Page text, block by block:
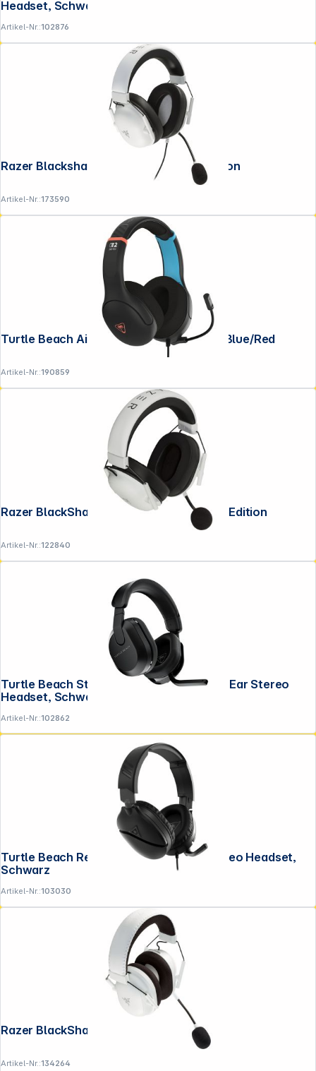
Headset, Schwarz
Artikel-Nr.:102876
Razer Blackshark V2 X - White PlayStation
Artikel-Nr.:173590
Turtle Beach Airlite Fit NSW 2 Charcoal Blue/Red
Artikel-Nr.:190859
Razer BlackShark V2 HyperSpeed White Edition
Artikel-Nr.:122840
Turtle Beach Stealth 600 GEN3 PS Over-Ear Stereo
Headset, Schwarz
Artikel-Nr.:102862
Turtle Beach Recon 70 PC Over-Ear Stereo Headset,
Schwarz
Artikel-Nr.:103030
Razer BlackShark V2 Pro 2023 White
Artikel-Nr.:134264